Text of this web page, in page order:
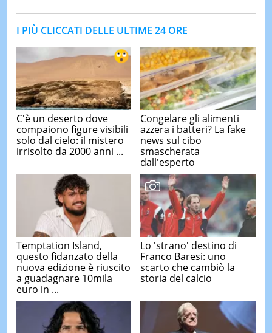
I PIÙ CLICCATI DELLE ULTIME 24 ORE
C'è un deserto dove
compaiono figure visibili
solo dal cielo: il mistero
irrisolto da 2000 anni ...
Congelare gli alimenti
azzera i batteri? La fake
news sul cibo
smascherata
dall'esperto
Temptation Island,
questo fidanzato della
nuova edizione è riuscito
a guadagnare 10mila
euro in ...
Lo 'strano' destino di
Franco Baresi: uno
scarto che cambiò la
storia del calcio